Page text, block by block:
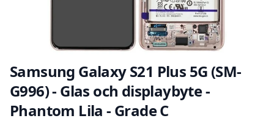
Samsung Galaxy S21 Plus 5G (SM-
G996) - Glas och displaybyte -
Phantom Lila - Grade C